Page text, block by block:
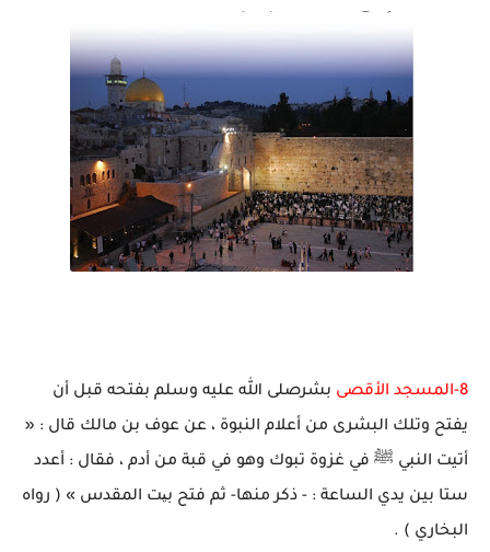
8-المسجد الأقصى
بشرصلى الله عليه وسلم بفتحه قبل أن
يفتح وتلك البشرى من أعلام النبوة ، عن عوف بن مالك قال : «
أتيت النبي ﷺ في غزوة تبوك وهو في قبة من أدم ، فقال : أعدد
ستا بين يدي الساعة : - ذكر منها- ثم فتح بیت المقدس » ( رواه
البخاري ) .